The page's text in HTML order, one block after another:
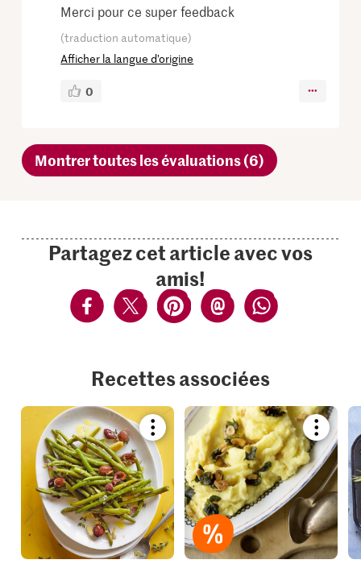
Merci pour ce super feedback
(traduction automatique)
Afficher la langue d’origine
0
Montrer toutes les évaluations (6)
Partagez cet article avec vos
amis!
Recettes associées
Bookmark
recipe
or
add
to
your
collections.
recipe
or
add
to
your